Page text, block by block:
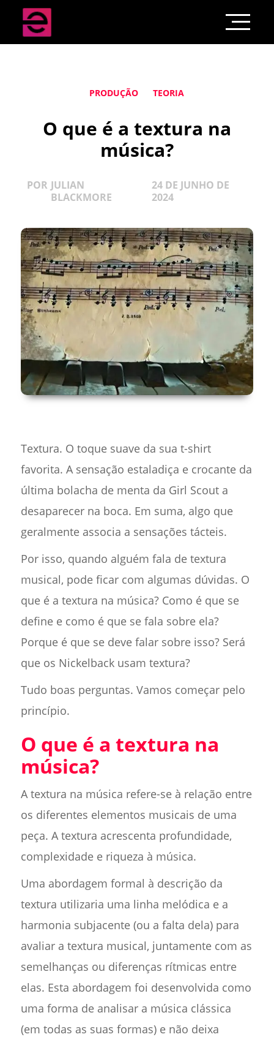
PRODUÇÃO TEORIA
O que é a textura na
música?
POR JULIAN
BLACKMORE
24 DE JUNHO DE
2024
Textura. O toque suave da sua t-shirt
favorita. A sensação estaladiça e crocante da
última bolacha de menta da Girl Scout a
desaparecer na boca. Em suma, algo que
geralmente associa a sensações tácteis.
Por isso, quando alguém fala de textura
musical, pode ficar com algumas dúvidas. O
que é a textura na música? Como é que se
define e como é que se fala sobre ela?
Porque é que se deve falar sobre isso? Será
que os Nickelback usam textura?
Tudo boas perguntas. Vamos começar pelo
princípio.
O que é a textura na
música?
A textura na música refere-se à relação entre
os diferentes elementos musicais de uma
peça. A textura acrescenta profundidade,
complexidade e riqueza à música.
Uma abordagem formal à descrição da
textura utilizaria uma linha melódica e a
harmonia subjacente (ou a falta dela) para
avaliar a textura musical, juntamente com as
semelhanças ou diferenças rítmicas entre
elas. Esta abordagem foi desenvolvida como
uma forma de analisar a música clássica
(em todas as suas formas) e não deixa